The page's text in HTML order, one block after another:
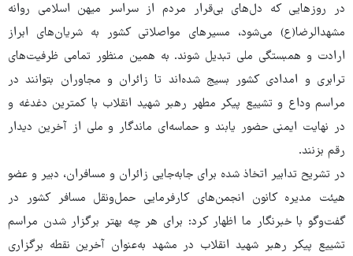
در روزهایی که دل‌های بی‌قرار مردم از سراسر میهن اسلامی روانه
مشهدالرضا(ع) می‌شود، مسیرهای مواصلاتی کشور به شریان‌های ابراز
ارادت و همبستگی ملی تبدیل شوند. به همین منظور تمامی ظرفیت‌های
ترابری و امدادی کشور بسیج شده‌اند تا زائران و مجاوران بتوانند در
مراسم وداع و تشییع پیکر مطهر رهبر شهید انقلاب با کمترین دغدغه و
در نهایت ایمنی حضور یابند و حماسه‌ای ماندگار و ملی از آخرین دیدار
رقم بزنند.
در تشریح تدابیر اتخاذ شده برای جابه‌جایی زائران و مسافران، دبیر و عضو
هیئت ‌مدیره کانون انجمن‌های کارفرمایی حمل‌ونقل مسافر کشور در
گفت‌وگو با خبرنگار ما اظهار کرد: برای هر چه بهتر برگزار شدن مراسم
تشییع پیکر رهبر شهید انقلاب در مشهد به‌عنوان آخرین نقطه برگزاری